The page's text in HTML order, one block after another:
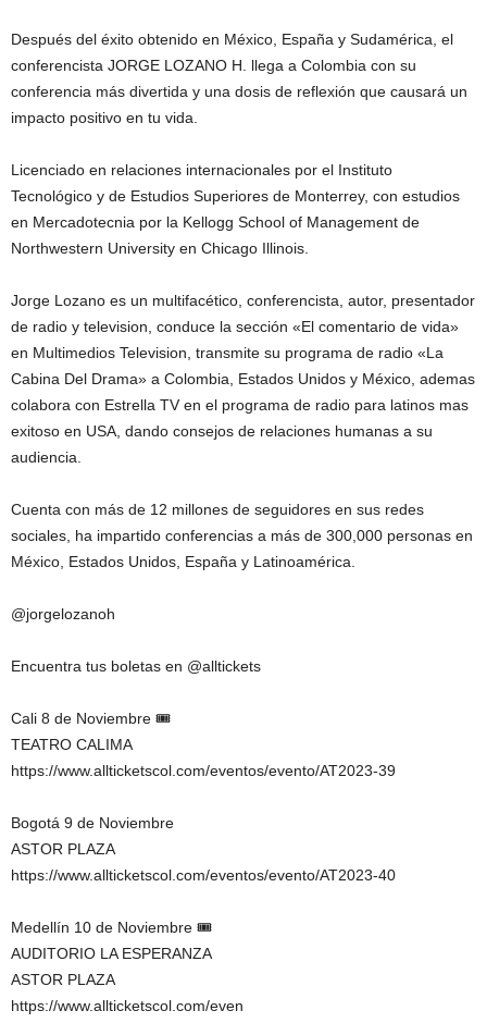
Después del éxito obtenido en México, España y Sudamérica, el
conferencista JORGE LOZANO H. llega a Colombia con su
conferencia más divertida y una dosis de reflexión que causará un
impacto positivo en tu vida.
Licenciado en relaciones internacionales por el Instituto
Tecnológico y de Estudios Superiores de Monterrey, con estudios
en Mercadotecnia por la Kellogg School of Management de
Northwestern University en Chicago Illinois.
Jorge Lozano es un multifacético, conferencista, autor, presentador
de radio y television, conduce la sección «El comentario de vida»
en Multimedios Television, transmite su programa de radio «La
Cabina Del Drama» a Colombia, Estados Unidos y México, ademas
colabora con Estrella TV en el programa de radio para latinos mas
exitoso en USA, dando consejos de relaciones humanas a su
audiencia.
Cuenta con más de 12 millones de seguidores en sus redes
sociales, ha impartido conferencias a más de 300,000 personas en
México, Estados Unidos, España y Latinoamérica.
@jorgelozanoh
Encuentra tus boletas en @alltickets
Cali 8 de Noviembre 🎟️
TEATRO CALIMA
https://www.allticketscol.com/eventos/evento/AT2023-39
Bogotá 9 de Noviembre
ASTOR PLAZA
https://www.allticketscol.com/eventos/evento/AT2023-40
Medellín 10 de Noviembre 🎟️
AUDITORIO LA ESPERANZA
ASTOR PLAZA
https://www.allticketscol.com/even